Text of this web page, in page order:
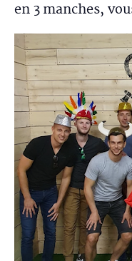
en 3 manches,